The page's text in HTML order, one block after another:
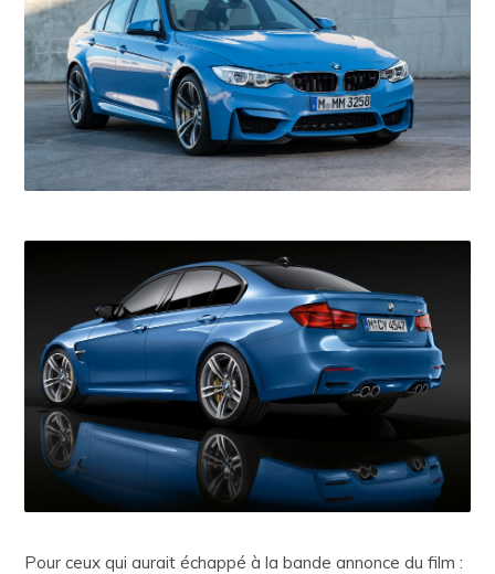
Pour ceux qui aurait échappé à la bande annonce du film :